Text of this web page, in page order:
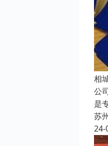
相
公
是
苏
24-